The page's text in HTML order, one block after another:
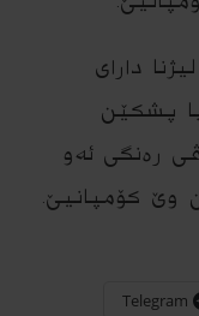
لیژنا دارای
ژ سه‌دێ یا پشكێن
ره‌نگى ئه‌و
وێ كۆمپانیێ.
Telegram